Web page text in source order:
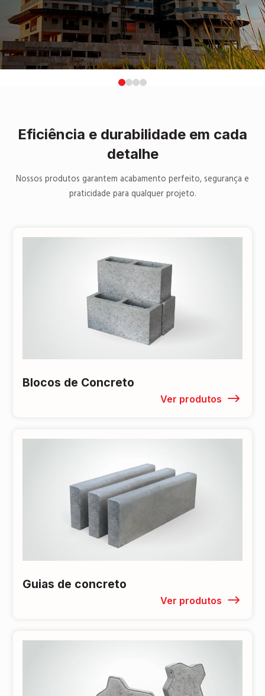
01 23
Eficiência e durabilidade em cada
detalhe
Nossos produtos garantem acabamento perfeito, segurança e
praticidade para qualquer projeto.
Blocos de Concreto
Ver produtos
Guias de concreto
Ver produtos